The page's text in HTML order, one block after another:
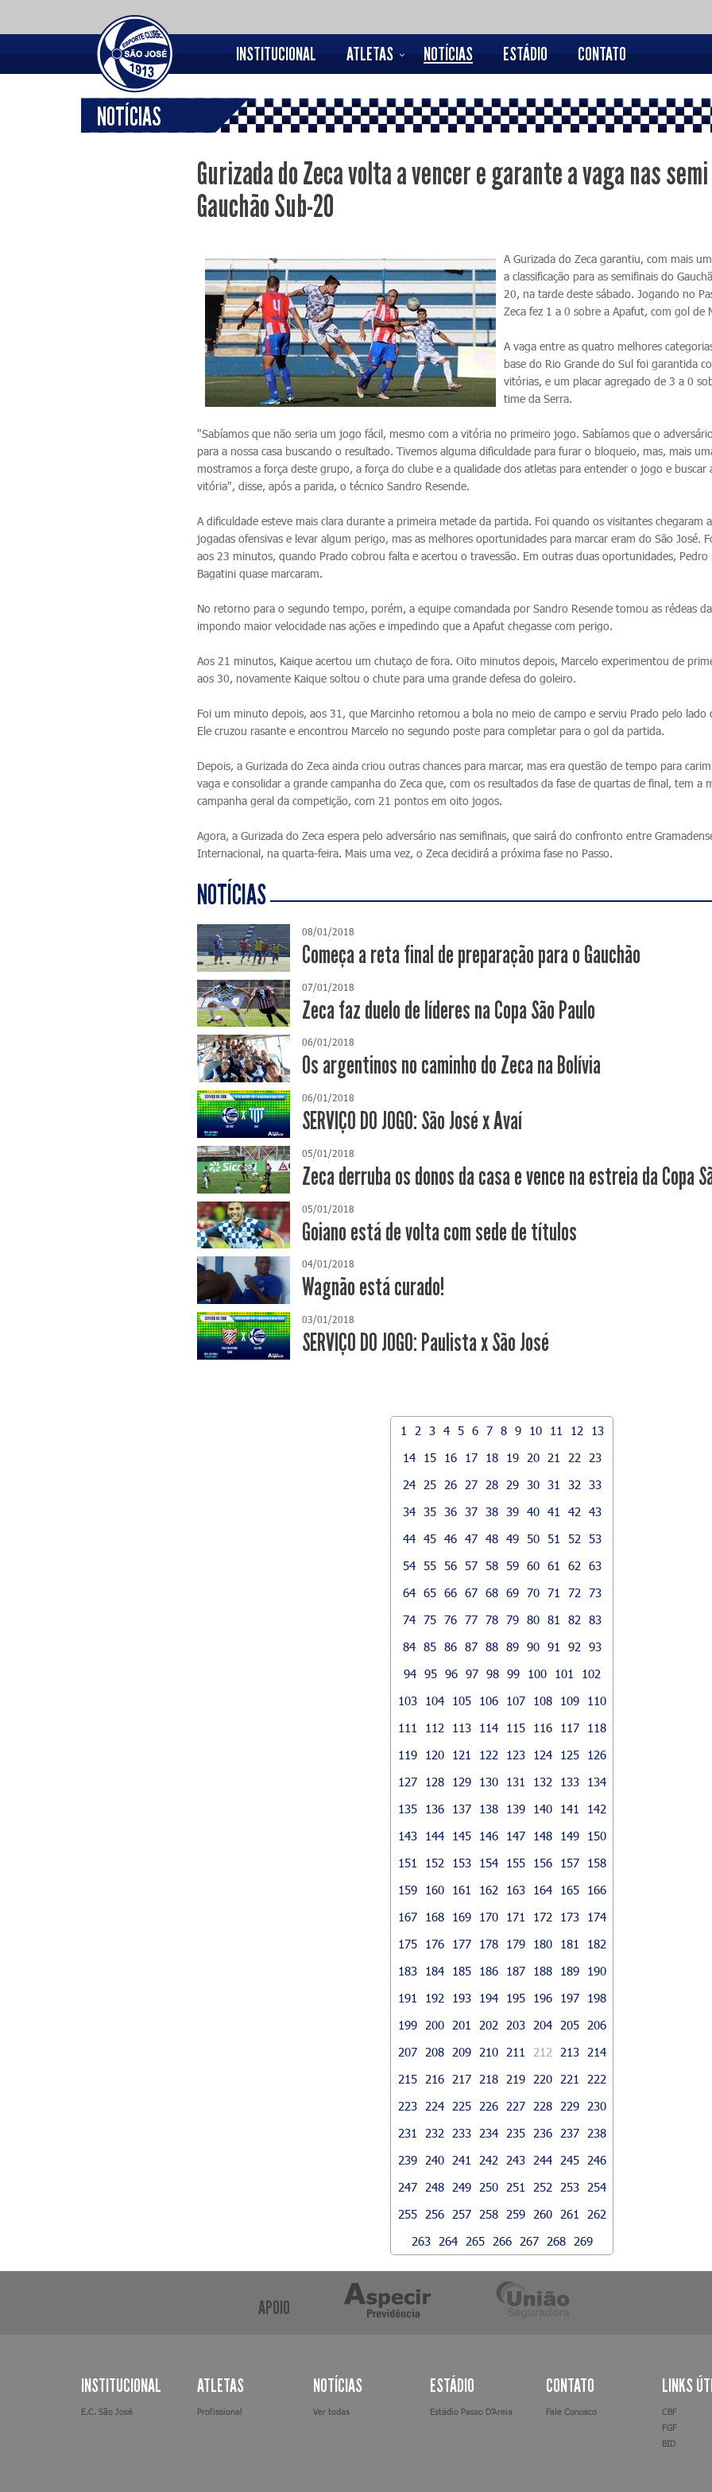
INSTITUCIONAL ATLETAS NOTÍCIAS ESTÁDIO CONTATO
NOTÍCIAS
Gurizada do Zeca volta a vencer e garante a vaga nas
Gauchão Sub-20
A Gurizada do Zeca garantiu, com mais
a classificação para as semifinais do
20, na tarde deste sábado. Jogando no
Zeca fez 1 a 0 sobre a Apafut, com gol de
A vaga entre as quatro melhores
base do Rio Grande do Sul foi garantida
vitórias, e um placar agregado de 3 a 0
time da Serra.
"Sabíamos que não seria um jogo fácil, mesmo com a vitória no primeiro jogo. Sabíamos que o
para a nossa casa buscando o resultado. Tivemos alguma dificuldade para furar o bloqueio, mas, mais
mostramos a força deste grupo, a força do clube e a qualidade dos atletas para entender o jogo e buscar
vitória", disse, após a parida, o técnico Sandro Resende.
A dificuldade esteve mais clara durante a primeira metade da partida. Foi quando os visitantes chegaram
jogadas ofensivas e levar algum perigo, mas as melhores oportunidades para marcar eram do São José.
aos 23 minutos, quando Prado cobrou falta e acertou o travessão. Em outras duas oportunidades, Pedro
Bagatini quase marcaram.
No retorno para o segundo tempo, porém, a equipe comandada por Sandro Resende tomou as rédeas
impondo maior velocidade nas ações e impedindo que a Apafut chegasse com perigo.
Aos 21 minutos, Kaique acertou um chutaço de fora. Oito minutos depois, Marcelo experimentou de
aos 30, novamente Kaique soltou o chute para uma grande defesa do goleiro.
Foi um minuto depois, aos 31, que Marcinho retomou a bola no meio de campo e serviu Prado pelo lado
Ele cruzou rasante e encontrou Marcelo no segundo poste para completar para o gol da partida.
Depois, a Gurizada do Zeca ainda criou outras chances para marcar, mas era questão de tempo para
vaga e consolidar a grande campanha do Zeca que, com os resultados da fase de quartas de final, tem a
campanha geral da competição, com 21 pontos em oito jogos.
Agora, a Gurizada do Zeca espera pelo adversário nas semifinais, que sairá do confronto entre
Internacional, na quarta-feira. Mais uma vez, o Zeca decidirá a próxima fase no Passo.
NOTÍCIAS
08/01/2018
Começa a reta final de preparação para o Gauchão
07/01/2018
Zeca faz duelo de líderes na Copa São Paulo
06/01/2018
Os argentinos no caminho do Zeca na Bolívia
06/01/2018
SERVIÇO DO JOGO: São José x Avaí
05/01/2018
Zeca derruba os donos da casa e vence na estreia da Copa
05/01/2018
Goiano está de volta com sede de títulos
04/01/2018
Wagnão está curado!
03/01/2018
SERVIÇO DO JOGO: Paulista x São José
1 2 3 4 5 6 7 8 9 10 11 12
13
14
15 16 17 18 19 20 21 22
23
24
25 26 27 28 29 30 31 32
33
34 35 36 37 38 39 40 41 42
43
44 45 46 47 48 49 50 51 52
53
54 55 56 57 58 59 60 61 62
63
64 65 66 67 68 69 70 71 72
73
74 75 76 77 78 79 80 81 82
83
84 85 86 87 88 89 90 91 92
93
94 95 96 97 98 99 100 101
102
103
104 105 106 107 108 109
110
111
112 113 114 115 116 117
118
119
120 121 122 123 124 125
126
127
128 129 130 131 132 133
134
135
136 137 138 139 140 141
142
143
144 145 146 147 148 149
150
151
152 153 154 155 156 157
158
159
160 161 162 163 164 165
166
167
168 169 170 171 172 173
174
175
176 177 178 179 180 181
182
183
184 185 186 187 188 189
190
191
192 193 194 195 196 197
198
199
200 201 202 203 204 205
206
207
208 209 210 211 212 213
214
215
216 217 218 219 220 221
222
223
224 225 226 227 228 229
230
231
232 233 234 235 236 237
238
239
240 241 242 243 244 245
246
247
248 249 250 251 252 253
254
255
256 257 258 259 260 261
262
263
264 265 266 267 268 269
APOIO
INSTITUCIONAL
E.C. São José
ATLETAS
Profissional
NOTÍCIAS
Ver todas
ESTÁDIO
Estádio Passo D’Areia
CONTATO
Fale Conosco
LINKS
CBF
FGF
BID